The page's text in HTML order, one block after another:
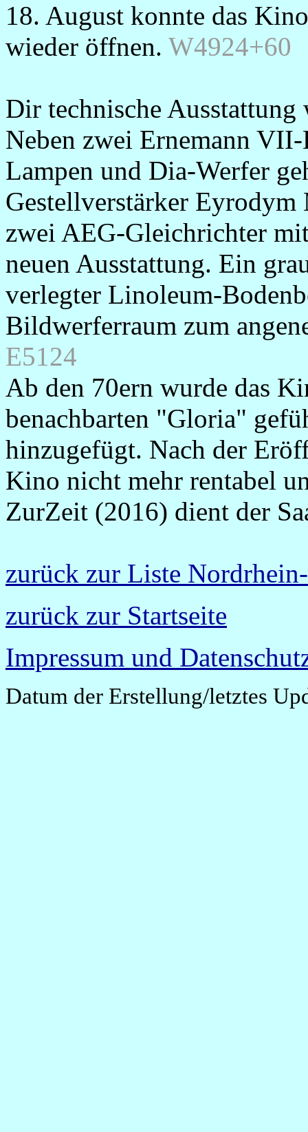
18. August konnte das
wieder öffnen. W4924+60
Dir technische
Neben zwei Ernemann
Lampen und Dia-Werfer
Gestellverstärker Eyrodym
zwei AEG-Gleichrichter
neuen Ausstattung. Ein
verlegter Linoleum-
Bildwerferraum zum
E5124
Ab den 70ern wurde das
benachbarten "Gloria"
hinzugefügt. Nach der
Kino nicht mehr rentabel
ZurZeit (2016) dient der
zurück zur Liste
zurück zur Startseite
Impressum und
Datum der Erstellung/letztes